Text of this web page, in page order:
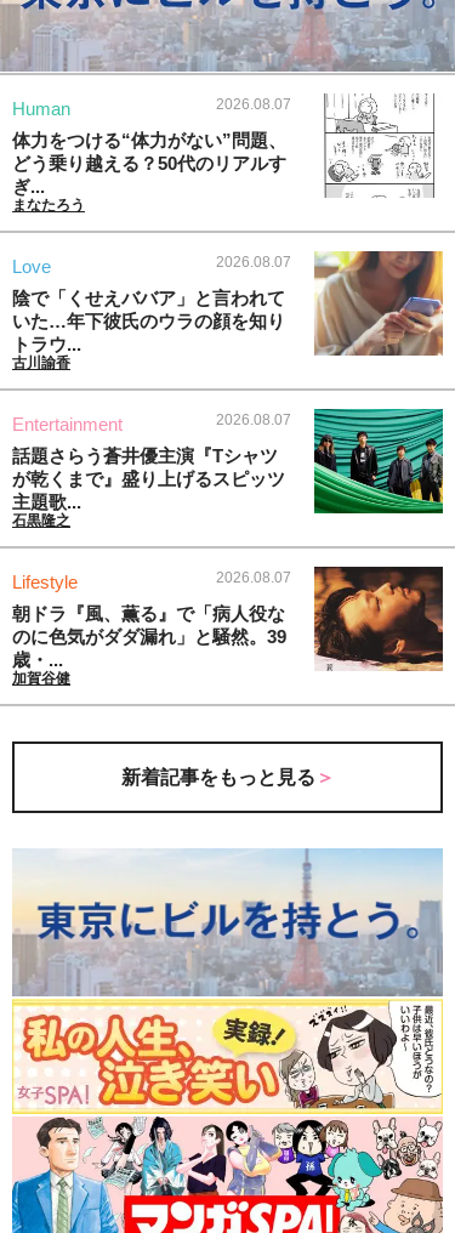
Human 2026.08.07
体力をつける“体力がない”問題、
どう乗り越える？50代のリアルす
ぎ...
まなたろう
Love 2026.08.07
陰で「くせえババア」と言われて
いた…年下彼氏のウラの顔を知り
トラウ...
古川諭香
Entertainment 2026.08.07
話題さらう蒼井優主演『Tシャツ
が乾くまで』盛り上げるスピッツ
主題歌...
石黒隆之
Lifestyle 2026.08.07
朝ドラ『風、薫る』で「病人役な
のに色気がダダ漏れ」と騒然。39
歳・...
加賀谷健
新着記事をもっと見る